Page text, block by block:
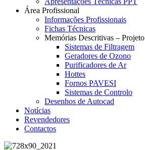
Área Profissional
Informações Profissionais
Fichas Técnicas
Memórias Descritivas – Projeto
Sistemas de Filtragem
Geradores de Ozono
Purificadores de Ar
Hottes
Fornos PAVESI
Sistemas de Controlo
Desenhos de Autocad
Notícias
Revendedores
Contactos